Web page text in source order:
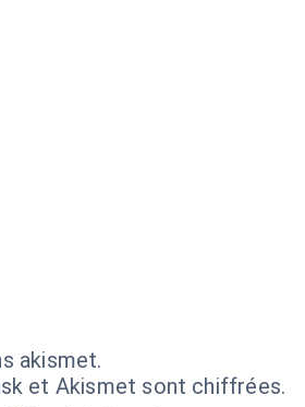
akismet.
et Akismet sont chiffrées.